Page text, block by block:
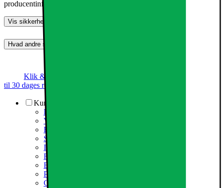
producentinformation
Vis sikkerhedsoplysninger
Hvad andre synes (0)
Klik & Hent
til 30 dages returret
Kundeservice
Kundeservice
Varehuse / åbningstider
Elgigantens kundefordele
Services
Information om spam/phishing-emails og SMS
Fortrydelsesret
Elgigantens privatlivspolitik
Partner
Cookiepolitik